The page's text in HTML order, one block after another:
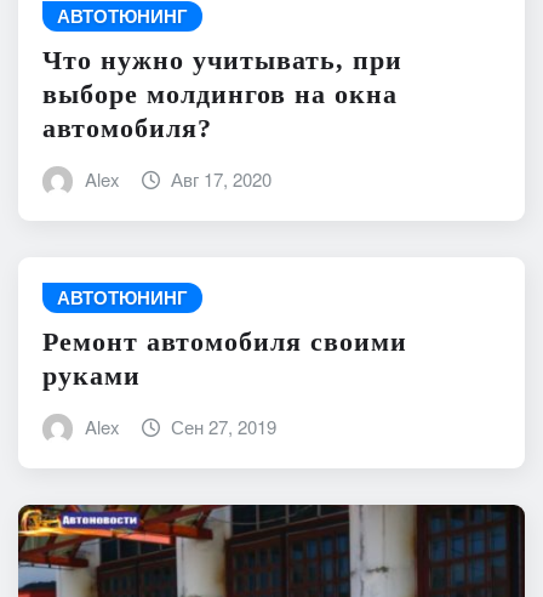
АВТОТЮНИНГ
Что нужно учитывать, при
выборе молдингов на окна
автомобиля?
Alex Авг 17, 2020
АВТОТЮНИНГ
Ремонт автомобиля своими
руками
Alex Сен 27, 2019